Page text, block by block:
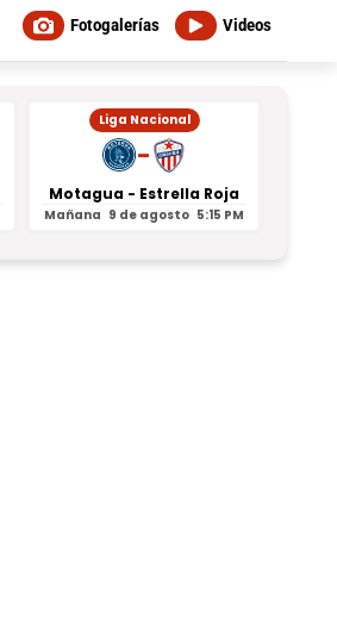
Videos
Fotogalerías
Liga Nacional
-
Motagua - Estrella Roja
Mañana 9 de agosto 5:15 PM